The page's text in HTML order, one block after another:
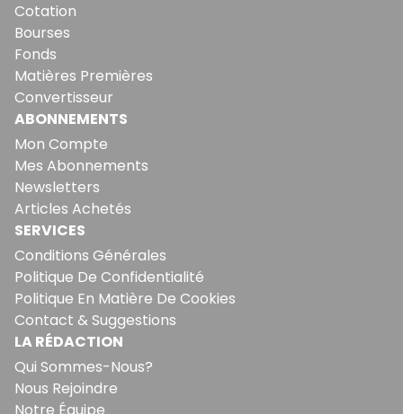
Cotation
Bourses
Fonds
Matières Premières
Convertisseur
ABONNEMENTS
Mon Compte
Mes Abonnements
Newsletters
Articles Achetés
SERVICES
Conditions Générales
Politique De Confidentialité
Politique En Matière De Cookies
Contact & Suggestions
LA RÉDACTION
Qui Sommes-Nous?
Nous Rejoindre